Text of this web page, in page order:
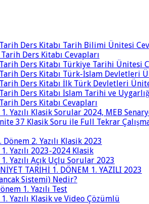
Tarih Ders Kitabı Tarih Bilimi Ünitesi
Tarih Ders Kitabı Cevapları
Tarih Ders Kitabı Türkiye Tarihi Ünitesi
Tarih Ders Kitabı Türk-İslam Devletleri
Tarih Ders Kitabı İlk Türk Devletleri
Tarih Ders Kitabı İslam Tarihi ve
Ders Kitabı Cevapları
Yazılı Klasik Sorular 2024, MEB
37 Klasik Soru ile Full Tekrar Çalışma
2. Yazılı Klasik 2023
Yazılı 2023-2024 Klasik
Yazılı Açık Uçlu Sorular 2023
TARİHİ 1. DÖNEM 1. YAZILI 2023
Sistemi) Nedir?
1. Yazılı Test
Yazılı Klasik ve Video Çözümlü